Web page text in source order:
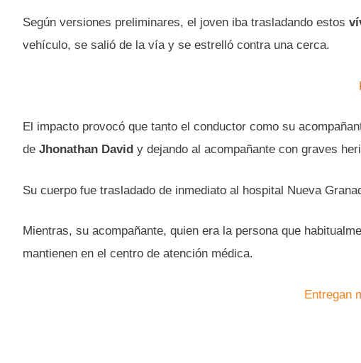
Según versiones preliminares, el joven iba trasladando estos
vehículo, se salió de la vía y se estrelló contra una cerca.
El impacto provocó que tanto el conductor como su
de Jhonathan David y dejando al acompañante con graves
Su cuerpo fue trasladado de inmediato al hospital Nueva
Mientras, su acompañante, quien era la persona que
mantienen en el centro de atención médica.
Entregan